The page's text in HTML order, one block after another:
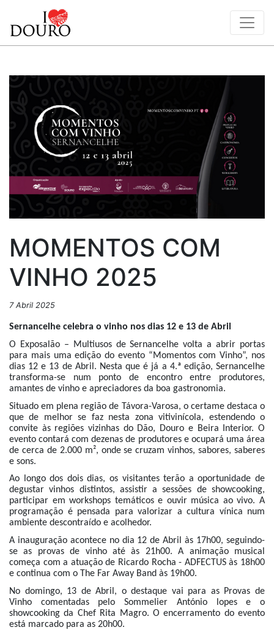
MOMENTOS COM
VINHO 2025
7 Abril 2025
Sernancelhe celebra o vinho nos dias 12 e 13 de Abril
O Exposalão – Multiusos de Sernancelhe volta a abrir portas
para mais uma edição do evento “Momentos com Vinho”, nos
dias 12 e 13 de Abril. Nesta que é já a 4.ª edição, Sernancelhe
transforma-se num ponto de encontro entre produtores,
amantes de vinho e apreciadores da boa gastronomia.
Situado em plena região de Távora-Varosa, o certame destaca o
que de melhor se faz nesta zona vitivinícola, estendendo o
convite às regiões vizinhas do Dão, Douro e Beira Interior. O
evento contará com dezenas de produtores e ocupará uma área
de cerca de 2.000 m², onde se cruzam vinhos, sabores, saberes
e sons.
Ao longo dos dois dias, os visitantes terão a oportunidade de
degustar vinhos distintos, assistir a sessões de showcooking,
participar em workshops temáticos e ouvir música ao vivo. A
programação é pensada para valorizar a cultura vínica num
ambiente descontraído e acolhedor.
A inauguração acontece no dia 12 de Abril às 17h00, seguindo-
se as provas de vinho até às 21h00. A animação musical
começa com a atuação de Ricardo Rocha - ADFECTUS às 18h00
e continua com o The Far Away Band às 19h00.
No domingo, 13 de Abril, o destaque vai para as Provas de
Vinho comentadas pelo Sommelier António lopes e o
showcooking da Chef Rita Magro. O encerramento do evento
está marcado para as 20h00.